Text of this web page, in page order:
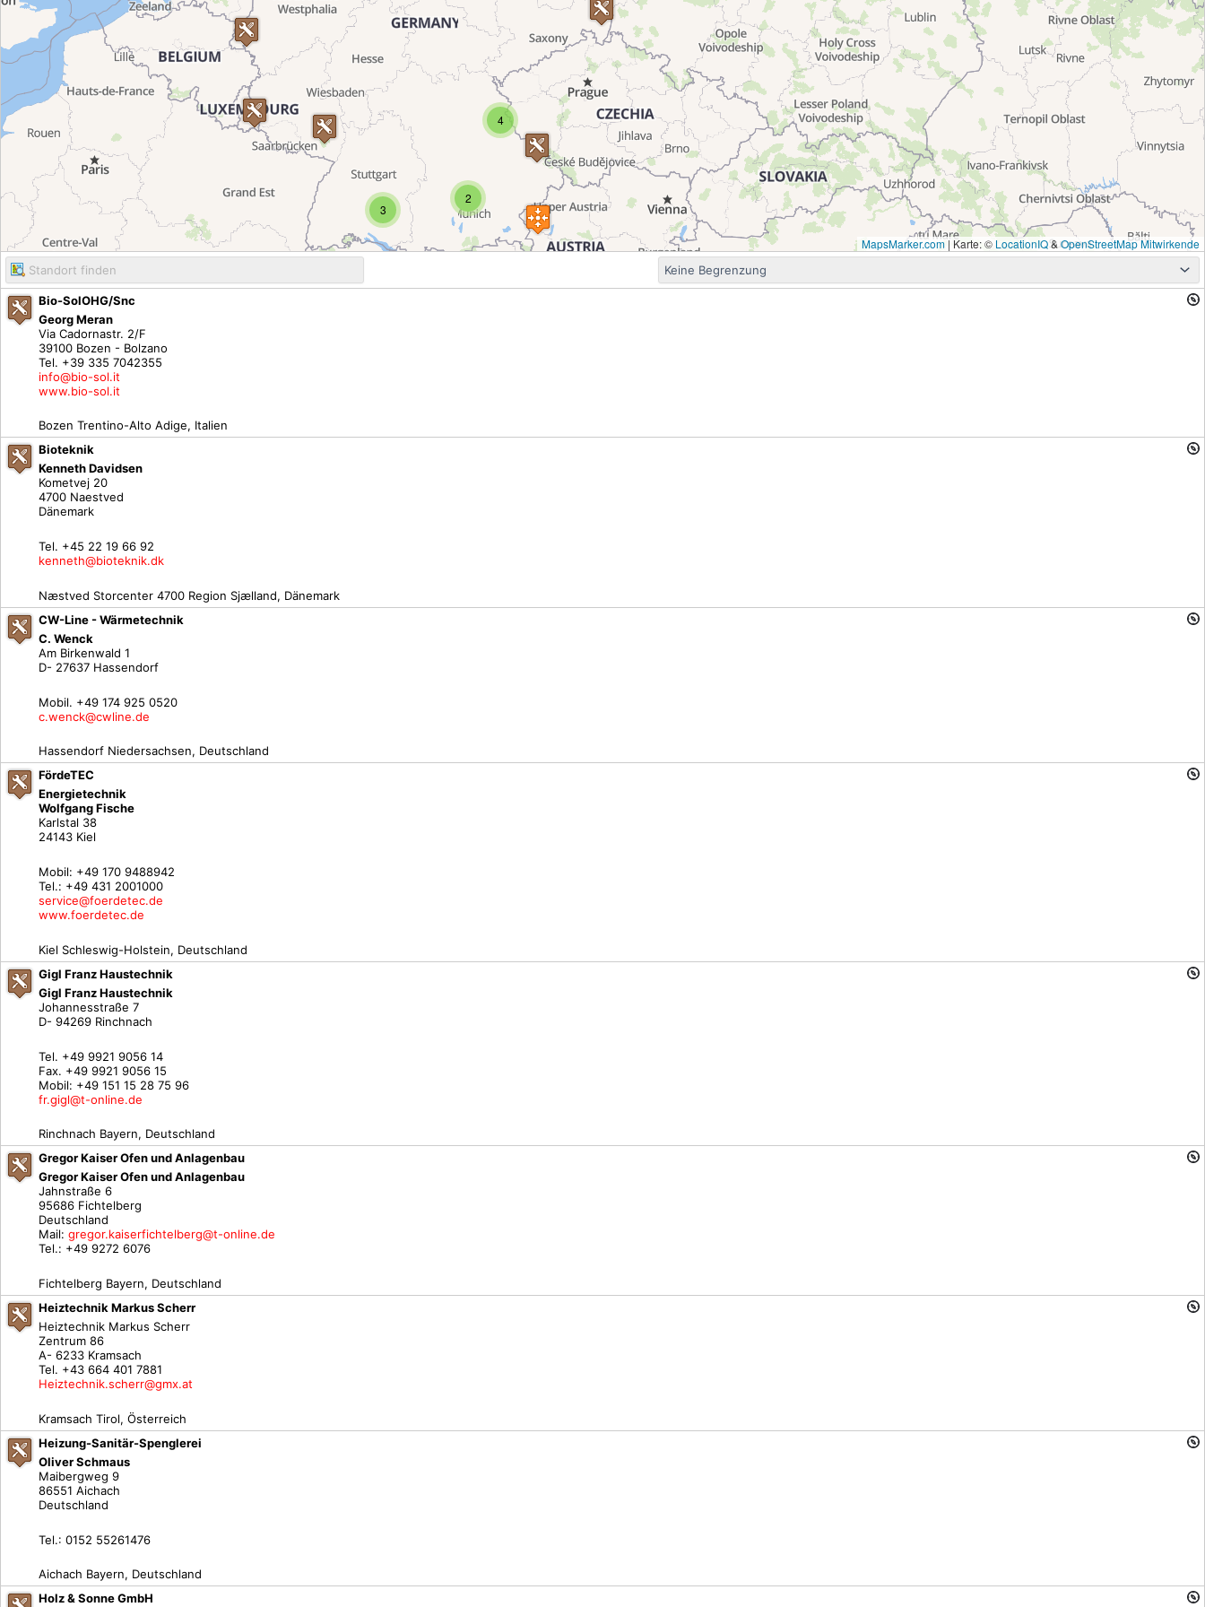
3
4
3
2
MapsMarker.com | Karte: © LocationIQ&OpenStreetMap Mitwirkende
Bio-SolOHG/Snc
Georg Meran
Via Cadornastr. 2/F
39100 Bozen - Bolzano
Tel. +39 335 7042355
info@bio-sol.it
www.bio-sol.it
Bozen Trentino-Alto Adige, Italien
Bioteknik
Kenneth Davidsen
Kometvej 20
4700 Naestved
Dänemark
Tel. +45 22 19 66 92
kenneth@bioteknik.dk
Næstved Storcenter 4700 Region Sjælland, Dänemark
CW-Line - Wärmetechnik
C. Wenck
Am Birkenwald 1
D- 27637 Hassendorf
Mobil. +49 174 925 0520
c.wenck@cwline.de
Hassendorf Niedersachsen, Deutschland
FördeTEC
Energietechnik
Wolfgang Fische
Karlstal 38
24143 Kiel
Mobil: +49 170 9488942
Tel.: +49 431 2001000
service@foerdetec.de
www.foerdetec.de
Kiel Schleswig-Holstein, Deutschland
Gigl Franz Haustechnik
Gigl Franz Haustechnik
Johannesstraße 7
D- 94269 Rinchnach
Tel. +49 9921 9056 14
Fax. +49 9921 9056 15
Mobil: +49 151 15 28 75 96
fr.gigl@t-online.de
Rinchnach Bayern, Deutschland
Gregor Kaiser Ofen und Anlagenbau
Gregor Kaiser Ofen und Anlagenbau
Jahnstraße 6
95686 Fichtelberg
Deutschland
Mail: gregor.kaiserfichtelberg@t-online.de
Tel.: +49 9272 6076
Fichtelberg Bayern, Deutschland
Heiztechnik Markus Scherr
Heiztechnik Markus Scherr
Zentrum 86
A- 6233 Kramsach
Tel. +43 664 401 7881
Heiztechnik.scherr@gmx.at
Kramsach Tirol, Österreich
Heizung-Sanitär-Spenglerei
Oliver Schmaus
Maibergweg 9
86551 Aichach
Deutschland
Tel.: 0152 55261476
Aichach Bayern, Deutschland
Holz & Sonne GmbH